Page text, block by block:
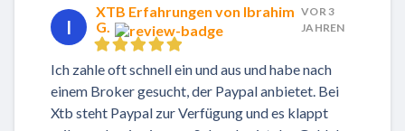
I
XTB Erfahrungen von Ibrahim
G.
VOR 3
JAHREN
Ich zahle oft schnell ein und aus und habe nach
einem Broker gesucht, der Paypal anbietet. Bei
Xtb steht Paypal zur Verfügung und es klappt